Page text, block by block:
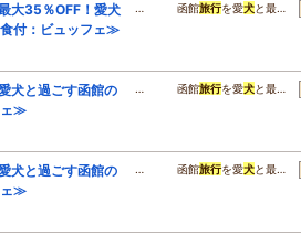
大35％OFF！愛犬
付：ビュッフェ≫
… 函館旅行を愛犬と最…
犬と過ごす函館の
ェ≫
… 函館旅行を愛犬と最…
犬と過ごす函館の
ェ≫
… 函館旅行を愛犬と最…